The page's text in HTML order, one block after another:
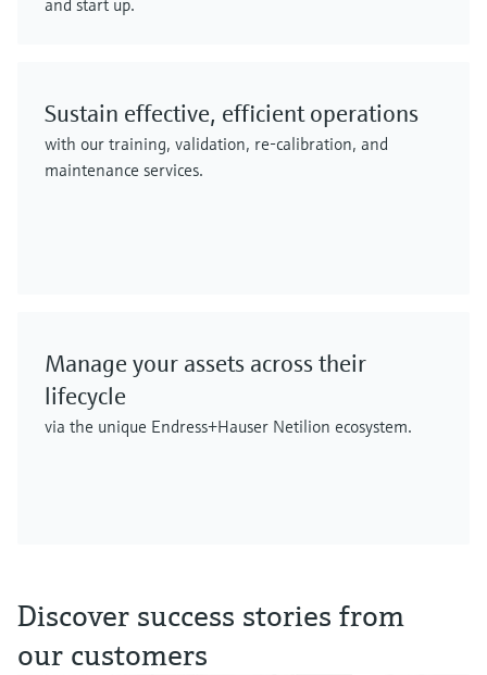
and start up.
Sustain effective, efficient operations
with our training, validation, re-calibration, and
maintenance services.
Manage your assets across their
lifecycle
via the unique Endress+Hauser Netilion ecosystem.
Discover success stories from
our customers